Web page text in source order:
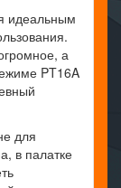
идеальным
а
PT16A
для
в палатке